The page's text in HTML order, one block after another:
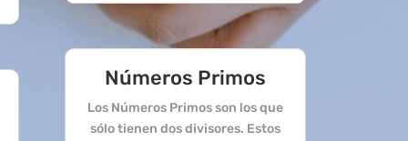
Números Primos
Los Números Primos son los que
sólo tienen dos divisores. Estos